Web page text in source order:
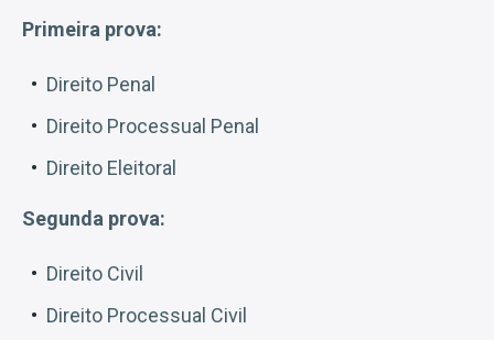
Primeira prova:
Direito Penal
Direito Processual Penal
Direito Eleitoral
Segunda prova:
Direito Civil
Direito Processual Civil